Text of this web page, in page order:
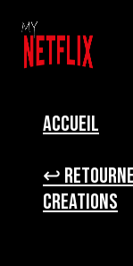
Accueil
↩
creations